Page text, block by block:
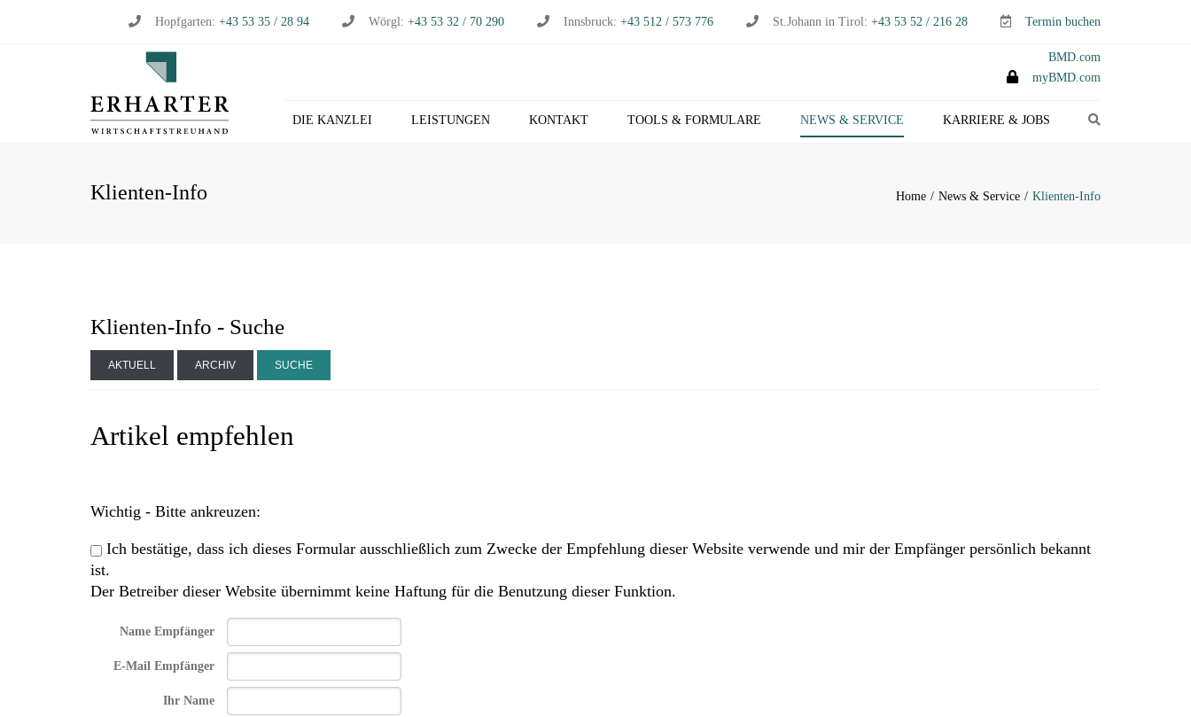
Hopfgarten: +43 53 35 / 28 94 Wörgl: +43 53 32 / 70 290 Innsbruck: +43 512 / 573 776 St.Johann in Tirol: +43 53 52 / 216 28 Termin buchen
BMD.com
myBMD.com
DIE KANZLEI LEISTUNGEN KONTAKT TOOLS & FORMULARE NEWS & SERVICE KARRIERE & JOBS
Klienten-Info Home News & Service Klienten-Info
Klienten-Info - Suche
AKTUELL ARCHIV SUCHE
Artikel empfehlen
Wichtig - Bitte ankreuzen:
Ich bestätige, dass ich dieses Formular ausschließlich zum Zwecke der Empfehlung dieser Website verwende und mir der Empfänger persönlich bekannt
ist.
Der Betreiber dieser Website übernimmt keine Haftung für die Benutzung dieser Funktion.
Name Empfänger
E-Mail Empfänger
Ihr Name